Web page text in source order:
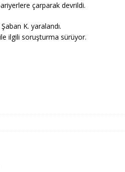
çarparak devrildi.
K. yaralandı.
ile ilgili soruşturma sürüyor.